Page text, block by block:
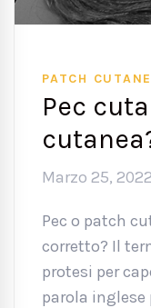
PATCH
Pec
Marzo 25, 2022
Pec o patch
corretto? Il
protesi per
parola